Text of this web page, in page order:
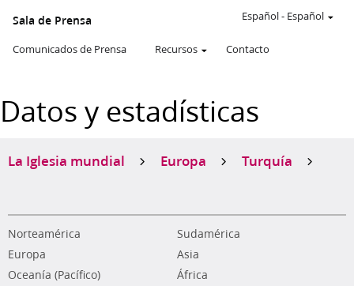
Sala de Prensa
Comunicados de Prensa Recursos Contacto
Español- Español
Datos y estadísticas
La Iglesia mundial Europa Turquía
Norteamérica
Sudamérica
Europa
Asia
Oceanía (Pacífico)
África